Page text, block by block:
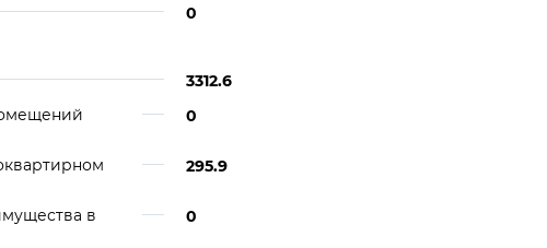
0
3312.6
0
295.9
в
0